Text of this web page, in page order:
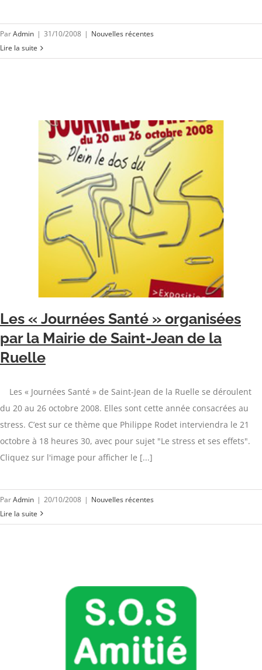
ParAdmin | 31/10/2008 | Nouvelles récentes
Lire la suite
Les « Journées Santé » organisées
par la Mairie de Saint-Jean de la
Ruelle
Les « Journées Santé » de Saint-Jean de la Ruelle se déroulent
du 20 au 26 octobre 2008. Elles sont cette année consacrées au
stress. C’est sur ce thème que Philippe Rodet interviendra le 21
octobre à 18 heures 30, avec pour sujet "Le stress et ses effets".
Cliquez sur l'image pour afficher le [...]
ParAdmin | 20/10/2008 | Nouvelles récentes
Lire la suite